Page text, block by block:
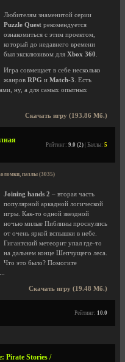
Любителям знаменитой серии
Puzzle Quest рекомендуется
ознакомиться с этим проектом,
который до недавнего времени
был эксклюзивом для Xbox 360
Игра совмещает в себе несколько
жанров RPG и Match-3 . Есть
ну, а для самых опытных
Скачать игру (193.86 Мб.)
Рейтинг: 9.0 (2) | Баллы: 5
пазлы (3035)
Joining hands 2 – вторая часть
популярной аркадной логической
игры. Как-то одной звездной
ночью милые Пиблины проснулись
от очень яркой вспышки в небе.
Гигантский метеорит упал где-то
на дальнем конце Шепчущего леса.
Что это было? Помогите
Скачать игру (19.48 Мб.)
Рейтинг: 10.0
Pirate Stories /